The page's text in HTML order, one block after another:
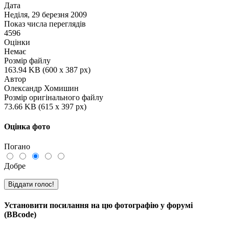
Дата
Неділя, 29 березня 2009
Показ числа переглядів
4596
Оцінки
Немає
Розмір файлу
163.94 KB (600 x 387 px)
Автор
Олександр Хомишин
Розмір оригінального файлу
73.66 KB (615 x 397 px)
Оцінка фото
Погано
Добре
Установити посилання на цю фотографію у форумі
(BBcode)